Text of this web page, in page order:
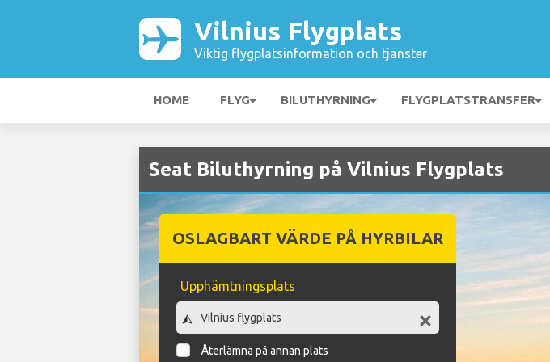
Vilnius Flygplats
Viktig flygplatsinformation och tjänster
HOME FLYG BILUTHYRNING FLYGPLATSTRANSFER
Seat Biluthyrning på Vilnius Flygplats
OSLAGBART VÄRDE PÅ HYRBILAR
Upphämtningsplats
Återlämna på annan plats